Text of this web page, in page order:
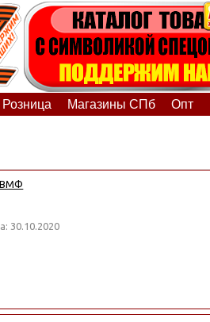
Розница Магазины СПб Опт
ВМФ
30.10.2020